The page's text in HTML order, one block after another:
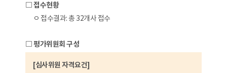
□ 접수현황
ㅇ 접수결과: 총 32개사 접수
□ 평가위원회 구성
[심사위원 자격요건]